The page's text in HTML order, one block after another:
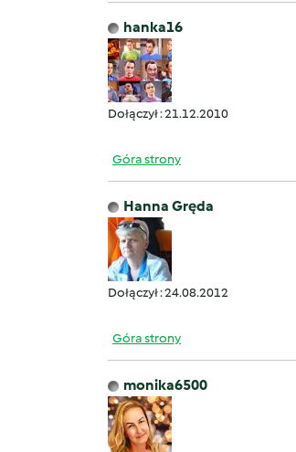
hanka16
Dołączył : 21.12.2010
Góra strony
Hanna Gręda
Dołączył : 24.08.2012
Góra strony
monika6500